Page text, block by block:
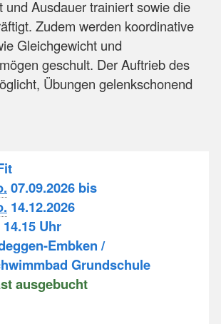
und Ausdauer trainiert sowie die
Zudem werden koordinative
Gleichgewicht und
geschult. Der Auftrieb des
Übungen gelenkschonend
07.09.2026 bis
14.12.2026
Uhr
Embken /
Grundschule
ausgebucht